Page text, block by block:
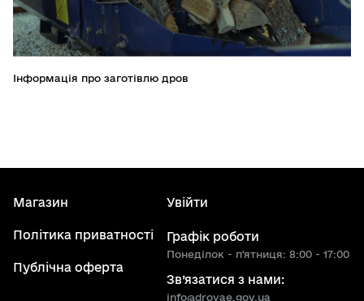
Інформація про заготівлю дров
Магазин
Політика приватності
Публічна оферта
Увійти
Графік роботи
Понеділок - п'ятниця: 8:00 - 17:00
Зв’язатися з нами:
info@drovae.gov.ua